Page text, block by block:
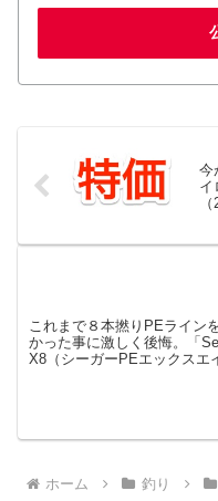
今
イ
これまで８本撚りPEライン
かった事に激しく後悔。「
X8（シーガーPEエックスエ
ホーム 釣り